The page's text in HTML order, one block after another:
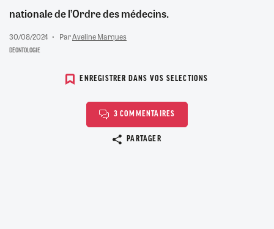
nationale de l’Ordre des médecins.
30/08/2024 ParAveline Marques
DÉONTOLOGIE
ENREGISTRER DANS VOS SELECTIONS
3 COMMENTAIRES
PARTAGER